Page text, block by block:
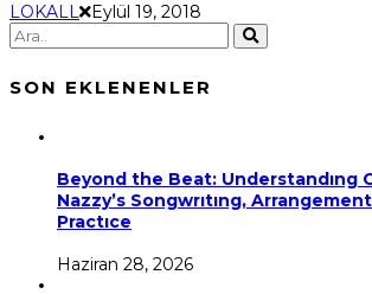
LOKALL Eylül 19, 2018
SON EKLENENLER
Beyond the Beat: Understandıng
Nazzy’s Songwrıtıng,
Practıce
Haziran 28, 2026